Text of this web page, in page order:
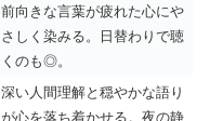
前向きな言葉が疲れた心にや
さしく染みる。日替わりで聴
くのも◎。
深い人間理解と穏やかな語り
が心を落ち着かせる。夜の静